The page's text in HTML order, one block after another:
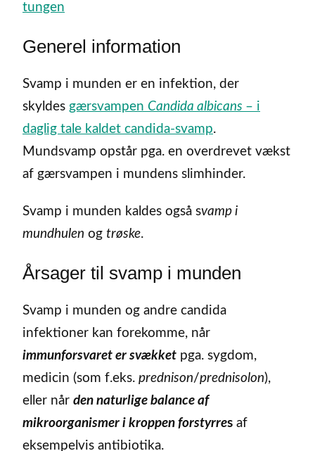
tungen
Generel information
Svamp i munden er en infektion, der
skyldes gærsvampen Candida albicans – i
daglig tale kaldet candida-svamp.
Mundsvamp opstår pga. en overdrevet vækst
af gærsvampen i mundens slimhinder.
Svamp i munden kaldes også svamp i
mundhulen og trøske.
Årsager til svamp i munden
Svamp i munden og andre candida
infektioner kan forekomme, når
immunforsvaret er svækket pga. sygdom,
medicin (som f.eks. prednison/prednisolon),
eller når den naturlige balance af
mikroorganismer i kroppen forstyrres af
eksempelvis antibiotika.